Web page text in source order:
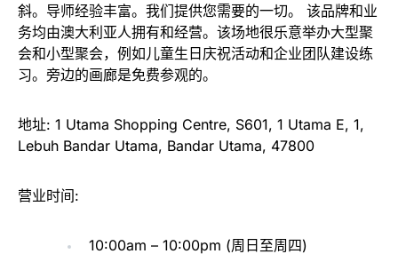
斜。导师经验丰富。我们提供您需要的一切。 该品牌和业
务均由澳大利亚人拥有和经营。该场地很乐意举办大型聚
会和小型聚会，例如儿童生日庆祝活动和企业团队建设练
习。旁边的画廊是免费参观的。
地址: 1 Utama Shopping Centre, S601, 1 Utama E, 1,
Lebuh Bandar Utama, Bandar Utama, 47800
营业时间:
10:00am – 10:00pm (周日至周四)